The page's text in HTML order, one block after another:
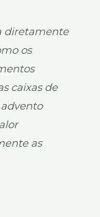
diretamente
os
caixas de
as